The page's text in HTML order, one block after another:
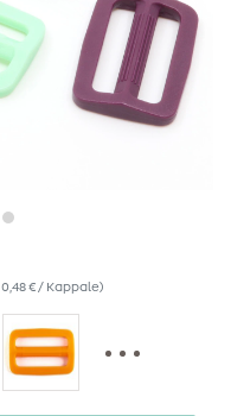
0,48 € / Kappale)